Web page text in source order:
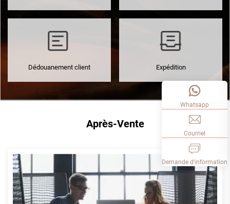
Dédouanement client Expédition
Après-Vente
Whatsapp
Courriel
Demande d'information